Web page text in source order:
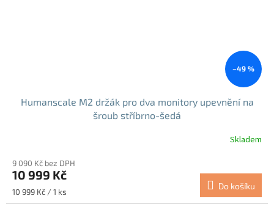
–49 %
Humanscale M2 držák pro dva monitory upevnění na
šroub stříbrno-šedá
Skladem
9 090 Kč bez DPH
10 999 Kč
Měrná
cena:
10 999 Kč / 1 ks
Do košíku